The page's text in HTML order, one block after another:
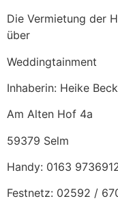
Die Vermietung der
über
Weddingtainment
Inhaberin: Heike
Am
59379 Selm
Handy:
Festnetz: